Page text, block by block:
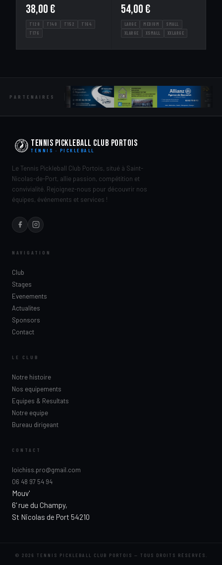
38,00 €
T128 T140 T152
T164
T176
54,00 €
LARGE MEDIUM
SMALL
XLARGE
XSMALL XXLARGE
PARTENAIRES
Tennis Pickleball Club Portois
TENNIS · PICKLEBALL
Le Tennis Pickleball Club Portois, situé à Saint-
Nicolas-de-Port, allie passion, compétition et
convivialité. Rejoignez-nous pour découvrir nos
équipes, événements et services !
NAVIGATION
Club
Stages
Evenements
Actualites
Sponsors
Contact
LE CLUB
Notre histoire
Nos equipements
Equipes & Resultats
Notre equipe
Bureau dirigeant
CONTACT
loichiss.pro@gmail.com
06 48 97 54 94
Mouv'
6' rue du Champy,
St Nicolas de Port 54210
© 2026 TENNIS PICKLEBALL CLUB PORTOIS — TOUS DROITS RÉSERVÉS.